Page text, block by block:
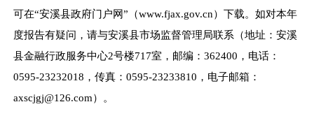
可在“安溪县政府门户网”（www.fjax.gov.cn）下载。如对本年
度报告有疑问，请与安溪县市场监督管理局联系（地址：安溪
县金融行政服务中心2号楼717室，邮编： 362400 ，电话：
0595-23232018 ，传真： 0595-23233810 ，电子邮箱：
axscjgj@126.com）。